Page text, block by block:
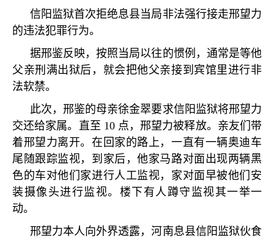
信阳监狱首次拒绝息县当局非法强行接走邢望力
的违法犯罪行为。
据邢鉴反映，按照当局以往的惯例，通常是等他
父亲刑满出狱后，就会把他父亲接到宾馆里进行非
法软禁。
此次，邢鉴的母亲徐金翠要求信阳监狱将邢望力
交还给家属。直至 10 点，邢望力被释放。亲友们带
着邢望力离开。在回家的路上，一直有一辆奥迪车
尾随跟踪监视，到家后，他家马路对面出现两辆黑
色的车对他们家进行人工监视，家对面早被他们安
装摄像头进行监视。楼下有人蹲守监视其一举一
动。
邢望力本人向外界透露，河南息县信阳监狱伙食